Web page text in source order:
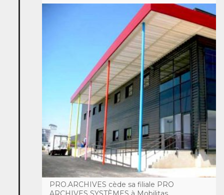
PRO.ARCHIVES cède sa filiale PRO